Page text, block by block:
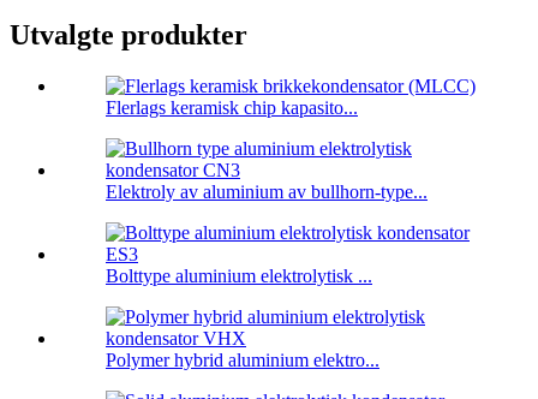
Utvalgte produkter
Flerlags keramisk chip kapasito...
Elektroly av aluminium av bullhorn-type...
Bolttype aluminium elektrolytisk ...
Polymer hybrid aluminium elektro...